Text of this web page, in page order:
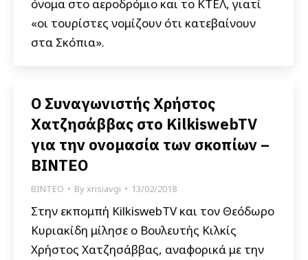
όνομα στο αεροδρόμιο και το ΚΤΕΛ, γιατί
«οι τουρίστες νομίζουν ότι κατεβαίνουν
στα Σκόπια».
Ο Συναγωνιστής Χρήστος
Χατζησάββας στο KilkiswebTV
για την ονομασία των σκοπίων –
ΒΙΝΤΕΟ
ΒΙΝΤΕΟ Byxrisiavgi 13/02/2018
Στην εκπομπή KilkiswebTV και τον Θεόδωρο
Κυριακίδη μίλησε ο Βουλευτής Κιλκίς
Χρήστος Χατζησάββας, αναφορικά με την